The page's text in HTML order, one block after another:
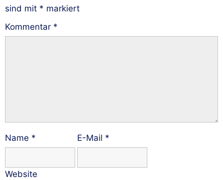
sind mit * markiert
Kommentar *
Name * E-Mail *
Website